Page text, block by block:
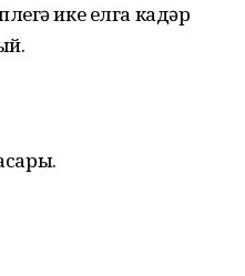
ике елга кадәр